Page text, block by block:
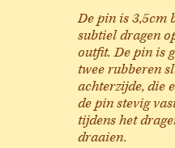
De pin is 3,5cm
subtiel dragen
outfit. De pin is
twee rubberen
achterzijde, die
de pin stevig
tijdens het
draaien.